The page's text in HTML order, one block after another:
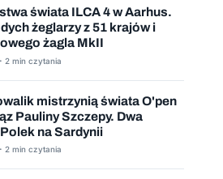
świata ILCA 4 w Aarhus.
żeglarzy z 51 krajów i
żagla MkII
2 min czytania
mistrzynią świata O'pen
Pauliny Szczepy. Dwa
na Sardynii
2 min czytania